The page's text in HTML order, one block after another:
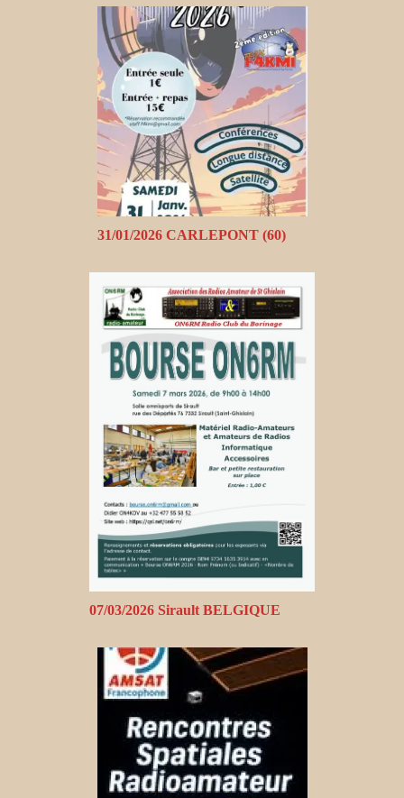
31/01/2026 CARLEPONT (60)
07/03/2026 Sirault BELGIQUE